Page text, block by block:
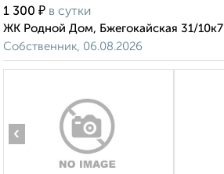
1 300 ₽ в сутки
ЖК Родной Дом, Бжегокайская 31/10к7
Собственник, 06.08.2026
‹